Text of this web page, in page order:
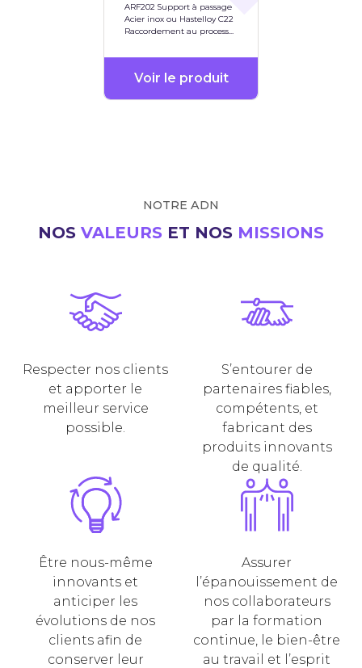
ARF202 Support à passage
Acier inox ou Hastelloy C22
Raccordement au process
Voir le produit
NOTRE ADN
NOS VALEURS ET NOS MISSIONS
Respecter nos clients
et apporter le
meilleur service
possible.
S’entourer de
partenaires fiables,
compétents, et
fabricant des
produits innovants
de qualité.
Être nous-même
innovants et
anticiper les
évolutions de nos
clients afin de
conserver leur
Assurer
l’épanouissement de
nos collaborateurs
par la formation
continue, le bien-être
au travail et l’esprit